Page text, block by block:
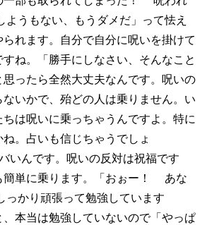
うもない、もうダメだ」って怯え
れます。自分で自分に呪いを掛けて
ね。「勝手にしなさい、そんなこと
ったら全然大丈夫なんです。呪いの
いかで、殆どの人は乗りません。い
は呪いに乗っちゃうんですよ。特に
。占いも信じちゃうでしょ
んです。呪いの反対は祝福です
簡単に乗ります。「おぉー！ あな
かり頑張って勉強しています
本当は勉強していないので「やっぱ